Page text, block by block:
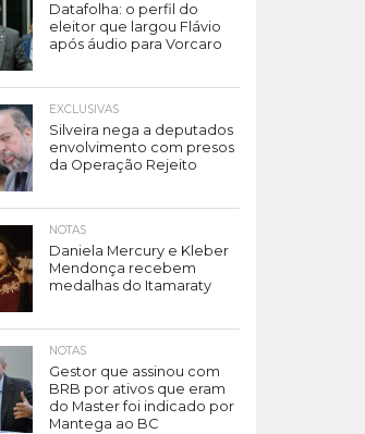
Datafolha: o perfil do
eleitor que largou Flávio
após áudio para Vorcaro
EXCLUSIVAS
Silveira nega a deputados
envolvimento com presos
da Operação Rejeito
NOTAS
Daniela Mercury e Kleber
Mendonça recebem
medalhas do Itamaraty
NOTAS
Gestor que assinou com
BRB por ativos que eram
do Master foi indicado por
Mantega ao BC